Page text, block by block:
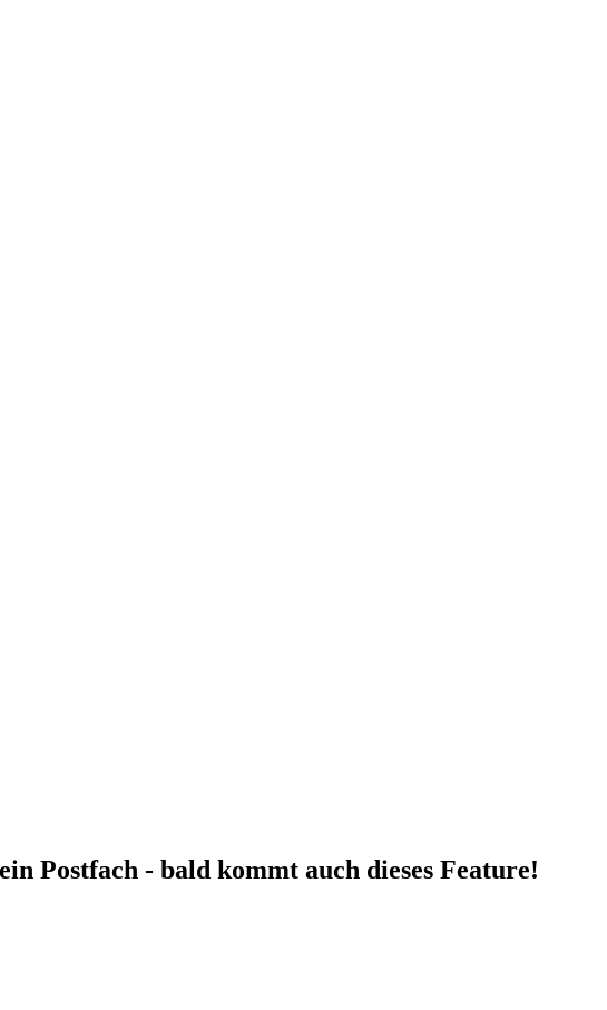
Postfach - bald kommt auch dieses Feature!